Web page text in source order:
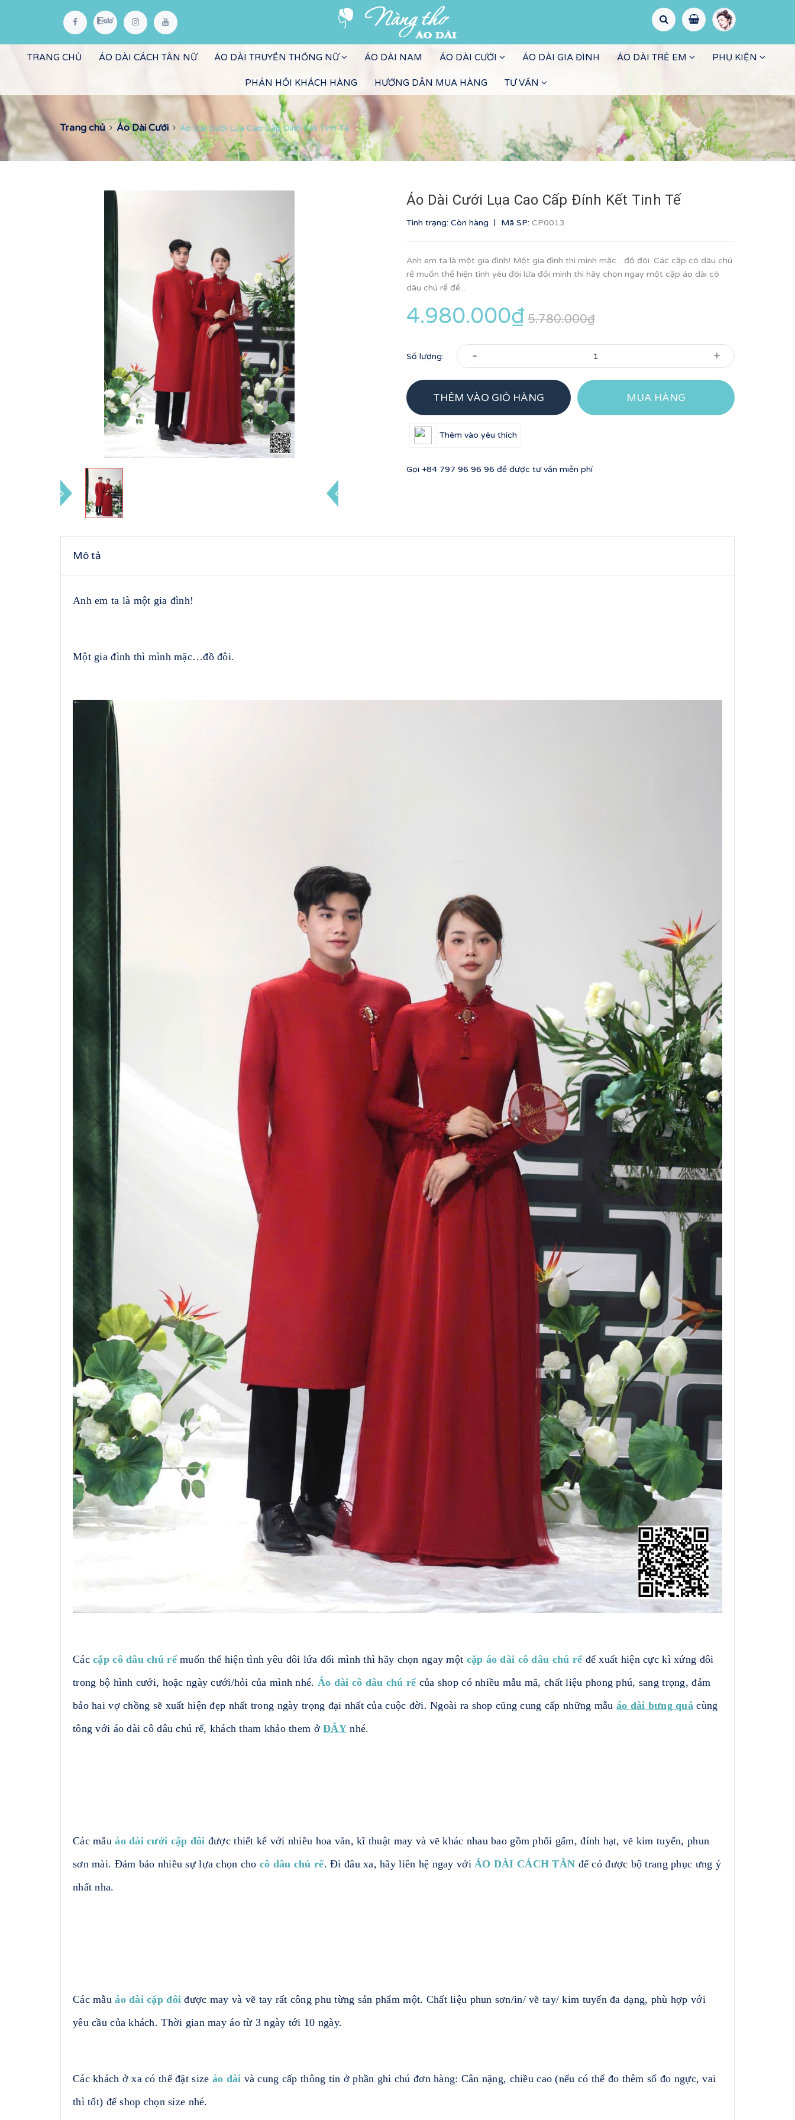
TRANG CHỦ ÁO DÀI CÁCH TÂN NỮ ÁO DÀI TRUYỀN THỐNG NỮ ÁO DÀI NAM ÁO DÀI CƯỚI ÁO DÀI GIA ĐÌNH ÁO DÀI TRẺ EM PHỤ KIỆN
PHẢN HỒI KHÁCH HÀNG HƯỚNG DẪN MUA HÀNG TƯ VẤN
Trang chủ Áo Dài Cưới Áo Dài Cưới Lụa Cao Cấp Đính Kết Tinh Tế
Áo Dài Cưới Lụa Cao Cấp Đính Kết Tinh Tế
Tình trạng: Còn hàng | Mã SP: CP0013
Anh em ta là một gia đình! Một gia đình thì mình mặc…đồ đôi. Các cặp cô dâu chú
rể muốn thể hiện tình yêu đôi lứa đổi mình thì hãy chọn ngay một cặp áo dài cô
dâu chú rể để...
4.980.000₫ 5.780.000₫
Số lượng: - +
THÊM VÀO GIỎ HÀNG MUA HÀNG
Thêm vào yêu thích
Gọi +84 797 96 96 96 để được tư vấn miễn phí
Mô tả
Anh em ta là một gia đình!
Một gia đình thì mình mặc…đồ đôi.
Cáccặp cô dâu chú rểmuốn thể hiện tình yêu đôi lứa đổi mình thì hãy chọn ngay một cặp áo dài cô dâu chú rểđể xuất hiện cực kì xứng đôi
trong bộ hình cưới, hoặc ngày cưới/hỏi của mình nhé. Áo dài cô dâu chú rểcủa shop có nhiều mẫu mã, chất liệu phong phú, sang trọng, đảm
bảo hai vợ chồng sẽ xuất hiện đẹp nhất trong ngày trọng đại nhất của cuộc đời. Ngoài ra shop cũng cung cấp những mẫu áo dài bưng quả cùng
tông với áo dài cô dâu chú rể, khách tham khảo them ởĐÂYnhé.
Các mẫuáo dài cưới cặp đôi được thiết kế với nhiều hoa văn, kĩ thuật may và vẽ khác nhau bao gồm phối gấm, đính hạt, vẽ kim tuyến, phun
sơn mài. Đảm bảo nhiều sự lựa chọn cho cô dâu chú rể. Đi đâu xa, hãy liên hệ ngay với ÁO DÀI CÁCH TÂN để có được bộ trang phục ưng ý
nhất nha.
Các mẫuáo dài cặp đôi được may và vẽ tay rất công phu từng sản phẩm một. Chất liệu phun sơn/in/ vẽ tay/ kim tuyến đa dạng, phù hợp với
yêu cầu của khách. Thời gian may áo từ 3 ngày tới 10 ngày.
Các khách ở xa có thể đặt size áo dài và cung cấp thông tin ở phần ghi chú đơn hàng: Cân nặng, chiều cao (nếu có thể đo thêm số đo ngực, vai
thì tốt) để shop chọn size nhé.